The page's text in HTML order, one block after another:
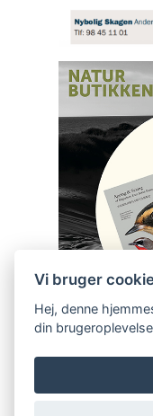
Vi bruger
Hej, denne
din